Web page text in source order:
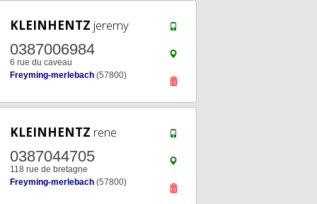
KLEINHENTZ jeremy
0387006984
6 rue du caveau
Freyming-merlebach (57800)
KLEINHENTZ rene
0387044705
118 rue de bretagne
Freyming-merlebach (57800)